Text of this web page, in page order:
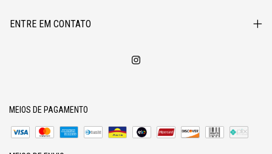
ENTRE EM CONTATO
MEIOS DE PAGAMENTO